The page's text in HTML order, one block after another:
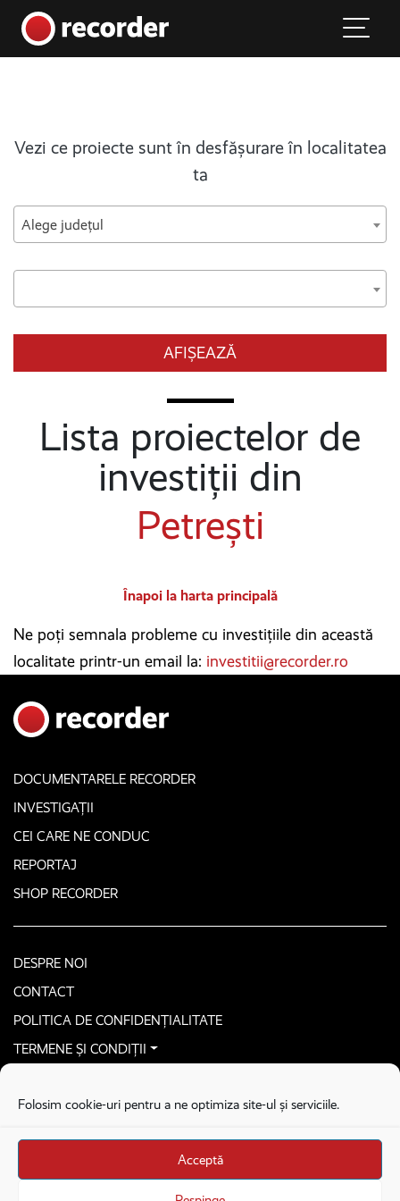
Folosim cookie-uri pentru a ne optimiza site-ul și serviciile.
Acceptă
Main Navigation
Vezi ce proiecte sunt în desfășurare în localitatea
ta
Alege județul
AFIȘEAZĂ
Lista proiectelor de
investiții din
Petrești
Înapoi la harta principală
Ne poți semnala probleme cu investițiile din această
localitate printr-un email la: investitii@recorder.ro
DOCUMENTARELE RECORDER
INVESTIGAȚII
CEI CARE NE CONDUC
REPORTAJ
SHOP RECORDER
DESPRE NOI
CONTACT
POLITICA DE CONFIDENȚIALITATE
TERMENE ȘI CONDIȚII
Stega creative
Brandul Recorder e operat de Asociația Recorder Community, sub licența SC